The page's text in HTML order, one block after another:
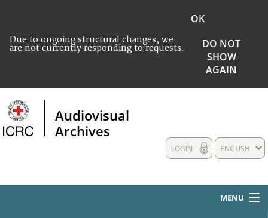
Due to ongoing structural changes, we
are not currently responding to requests.
OK
DO NOT
SHOW
AGAIN
Audiovisual
Archives
ENGLISH
LOGIN
MENU